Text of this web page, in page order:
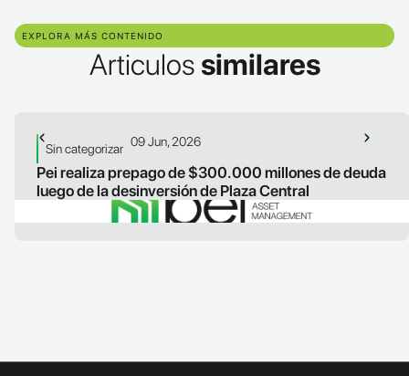
EXPLORA MÁS CONTENIDO
Articulos similares
Sin categorizar 09 Jun, 2026
Pei realiza prepago de $300.000 millones de deuda
luego de la desinversión de Plaza Central